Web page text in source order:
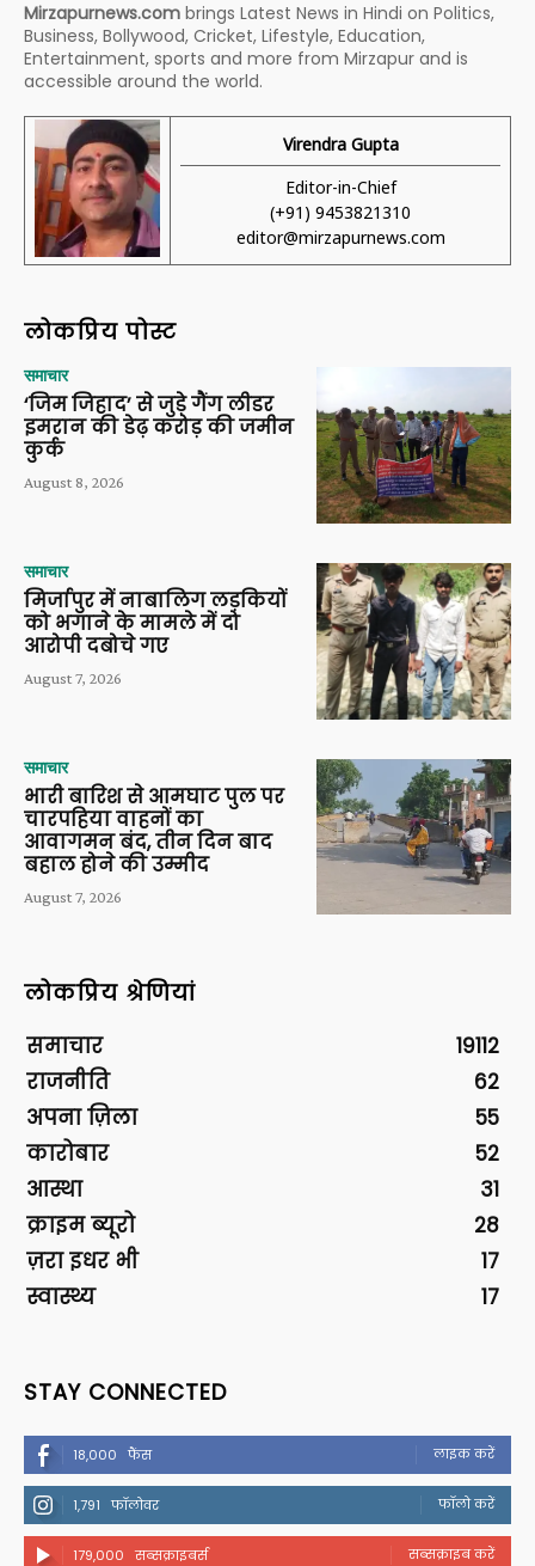
Mirzapurnews.com brings Latest News in Hindi on Politics,
Business, Bollywood, Cricket, Lifestyle, Education,
Entertainment, sports and more from Mirzapur and is
accessible around the world.
Virendra Gupta
Editor-in-Chief
(+91) 9453821310
editor@mirzapurnews.com
लोकप्रिय पोस्ट
समाचार
‘जिम जिहाद’ से जुड़े गैंग लीडर
इमरान की डेढ़ करोड़ की जमीन
कुर्क
August 8, 2026
समाचार
मिर्जापुर में नाबालिग लड़कियों
को भगाने के मामले में दो
आरोपी दबोचे गए
August 7, 2026
समाचार
भारी बारिश से आमघाट पुल पर
चारपहिया वाहनों का
आवागमन बंद, तीन दिन बाद
बहाल होने की उम्मीद
August 7, 2026
लोकप्रिय श्रेणियां
समाचार
19112
राजनीति
62
अपना ज़िला
55
कारोबार
52
आस्था
31
क्राइम ब्यूरो
28
ज़रा इधर भी
17
स्वास्थ्य
17
STAY CONNECTED
18,000 फैंस लाइक करें
1,791 फॉलोवर फॉलो करें
179,000 सब्सक्राइबर्स सब्सक्राइब करें